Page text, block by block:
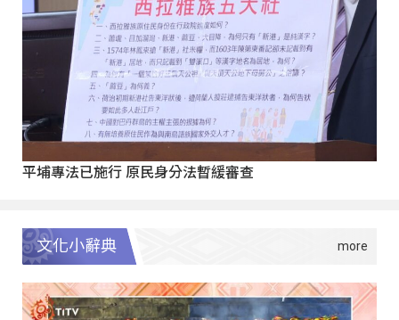
平埔專法已施行 原民身分法暫緩審查
文化小辭典